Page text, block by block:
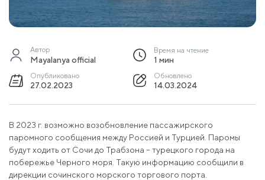
Автор
Mayalanya official
Время на чтение
1 мин
Опубликовано
27.02.2023
Обновлено
14.03.2024
В 2023 г. возможно возобновление пассажирского
паромного сообщения между Россией и Турцией. Паромы
будут ходить от Сочи до Трабзона – турецкого города на
побережье Черного моря. Такую информацию сообщили в
дирекции сочинского морского торгового порта.